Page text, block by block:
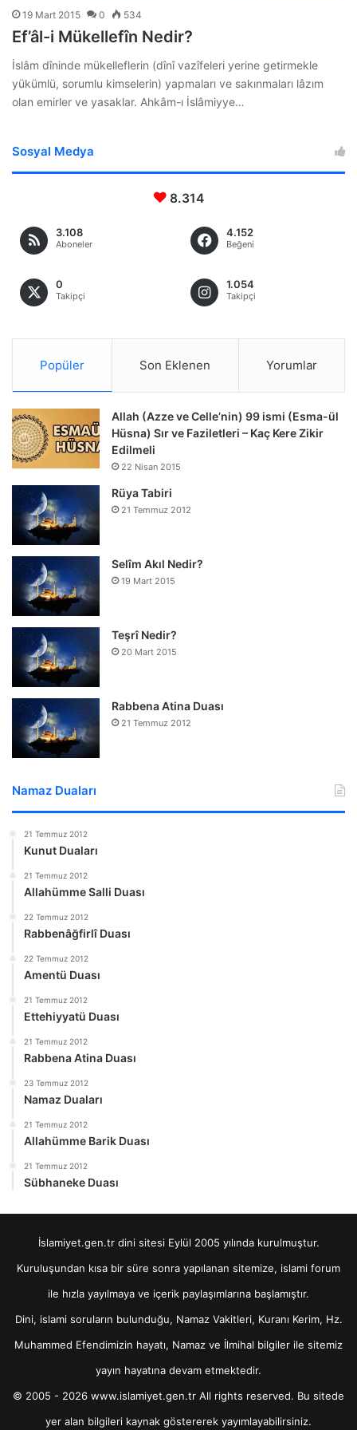
19 Mart 2015 0 534
Ef’âl-i Mükellefîn Nedir?
İslâm dîninde mükelleflerin (dînî vazîfeleri yerine getirmekle
yükümlü, sorumlu kimselerin) yapmaları ve sakınmaları lâzım
olan emirler ve yasaklar. Ahkâm-ı İslâmiyye…
Sosyal Medya
8.314
3.108
Aboneler
4.152
Beğeni
0
Takipçi
1.054
Takipçi
Popüler Son Eklenen Yorumlar
Allah (Azze ve Celle’nin) 99 ismi (Esma-ül
Hüsna) Sır ve Faziletleri – Kaç Kere Zikir
Edilmeli
22 Nisan 2015
Rüya Tabiri
21 Temmuz 2012
Selîm Akıl Nedir?
19 Mart 2015
Teşrî Nedir?
20 Mart 2015
Rabbena Atina Duası
21 Temmuz 2012
Namaz Duaları
21 Temmuz 2012
Kunut Duaları
21 Temmuz 2012
Allahümme Salli Duası
22 Temmuz 2012
Rabbenâğfirlî Duası
22 Temmuz 2012
Amentü Duası
21 Temmuz 2012
Ettehiyyatü Duası
21 Temmuz 2012
Rabbena Atina Duası
23 Temmuz 2012
Namaz Duaları
21 Temmuz 2012
Allahümme Barik Duası
21 Temmuz 2012
Sübhaneke Duası
İslamiyet.gen.tr dini sitesi Eylül 2005 yılında kurulmuştur.
Kuruluşundan kısa bir süre sonra yapılanan sitemize, islami forum
ile hızla yayılmaya ve içerik paylaşımlarına başlamıştır.
Dini, islami soruların bulunduğu, Namaz Vakitleri, Kuranı Kerim, Hz.
Muhammed Efendimizin hayatı, Namaz ve İlmihal bilgiler ile sitemiz
yayın hayatına devam etmektedir.
© 2005 - 2026 www.islamiyet.gen.tr All rights reserved. Bu sitede
yer alan bilgileri kaynak göstererek yayımlayabilirsiniz.